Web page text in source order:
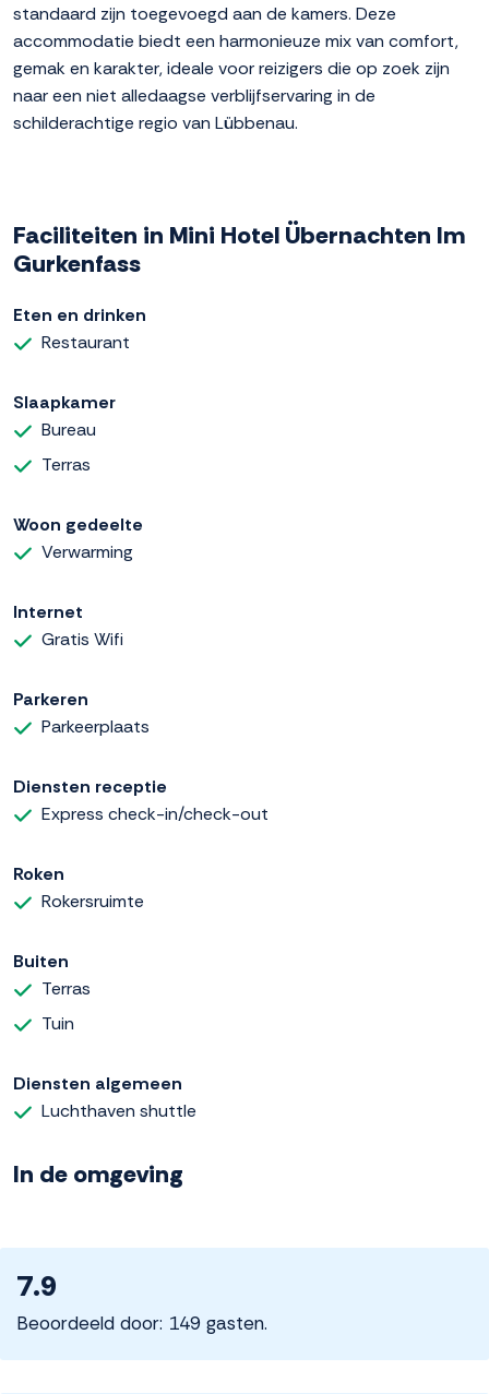
standaard zijn toegevoegd aan de kamers. Deze
accommodatie biedt een harmonieuze mix van comfort,
gemak en karakter, ideale voor reizigers die op zoek zijn
naar een niet alledaagse verblijfservaring in de
schilderachtige regio van Lübbenau.
Faciliteiten in Mini Hotel Übernachten Im
Gurkenfass
Eten en drinken
Restaurant
Slaapkamer
Bureau
Terras
Woon gedeelte
Verwarming
Internet
Gratis Wifi
Parkeren
Parkeerplaats
Diensten receptie
Express check-in/check-out
Roken
Rokersruimte
Buiten
Terras
Tuin
Diensten algemeen
Luchthaven shuttle
In de omgeving
7.9
Beoordeeld door: 149 gasten.